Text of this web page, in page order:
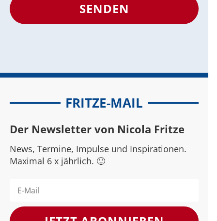
SENDEN
FRITZE-MAIL
Der Newsletter von Nicola Fritze
News, Termine, Impulse und Inspirationen.
Maximal 6 x jährlich. 🙂